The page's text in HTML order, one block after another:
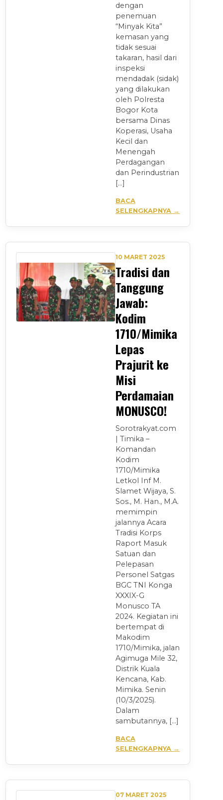
dengan
penemuan
“Minyak Kita”
kemasan yang
tidak sesuai
takaran, hasil dari
inspeksi
mendadak (sidak)
yang dilakukan
oleh Polresta
Bogor Kota
bersama Dinas
Koperasi, Usaha
Kecil dan
Menengah
Perdagangan
dan Perindustrian
[…]
BACA
SELENGKAPNYA →
10 MARET 2025
Tradisi dan
Tanggung
Jawab:
Kodim
1710/Mimika
Lepas
Prajurit ke
Misi
Perdamaian
MONUSCO!
Sorotrakyat.com
| Timika –
Komandan
Kodim
1710/Mimika
Letkol Inf M.
Slamet Wijaya, S.
Sos., M. Han., M.A.
memimpin
jalannya Acara
Tradisi Korps
Raport Masuk
Satuan dan
Pelepasan
Personel Satgas
BGC TNI Konga
XXXIX-G
Monusco TA
2024. Kegiatan ini
bertempat di
Makodim
1710/Mimika, jalan
Agimuga Mile 32,
Distrik Kuala
Kencana, Kab.
Mimika. Senin
(10/3/2025).
Dalam
sambutannya, […]
BACA
SELENGKAPNYA →
07 MARET 2025